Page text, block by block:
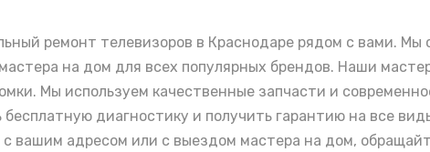
ремонт телевизоров в Краснодаре рядом с вами. Мы
на дом для всех популярных брендов. Наши
Мы используем качественные запчасти и
диагностику и получить гарантию на все
вашим адресом или с выездом мастера на дом,